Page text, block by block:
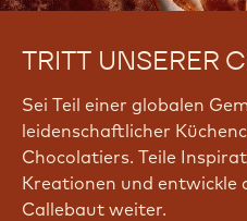
TRITT UNSERER
Sei Teil einer globalen
leidenschaftlicher
Chocolatiers. Teile
Kreationen und entwickle
Callebaut weiter.